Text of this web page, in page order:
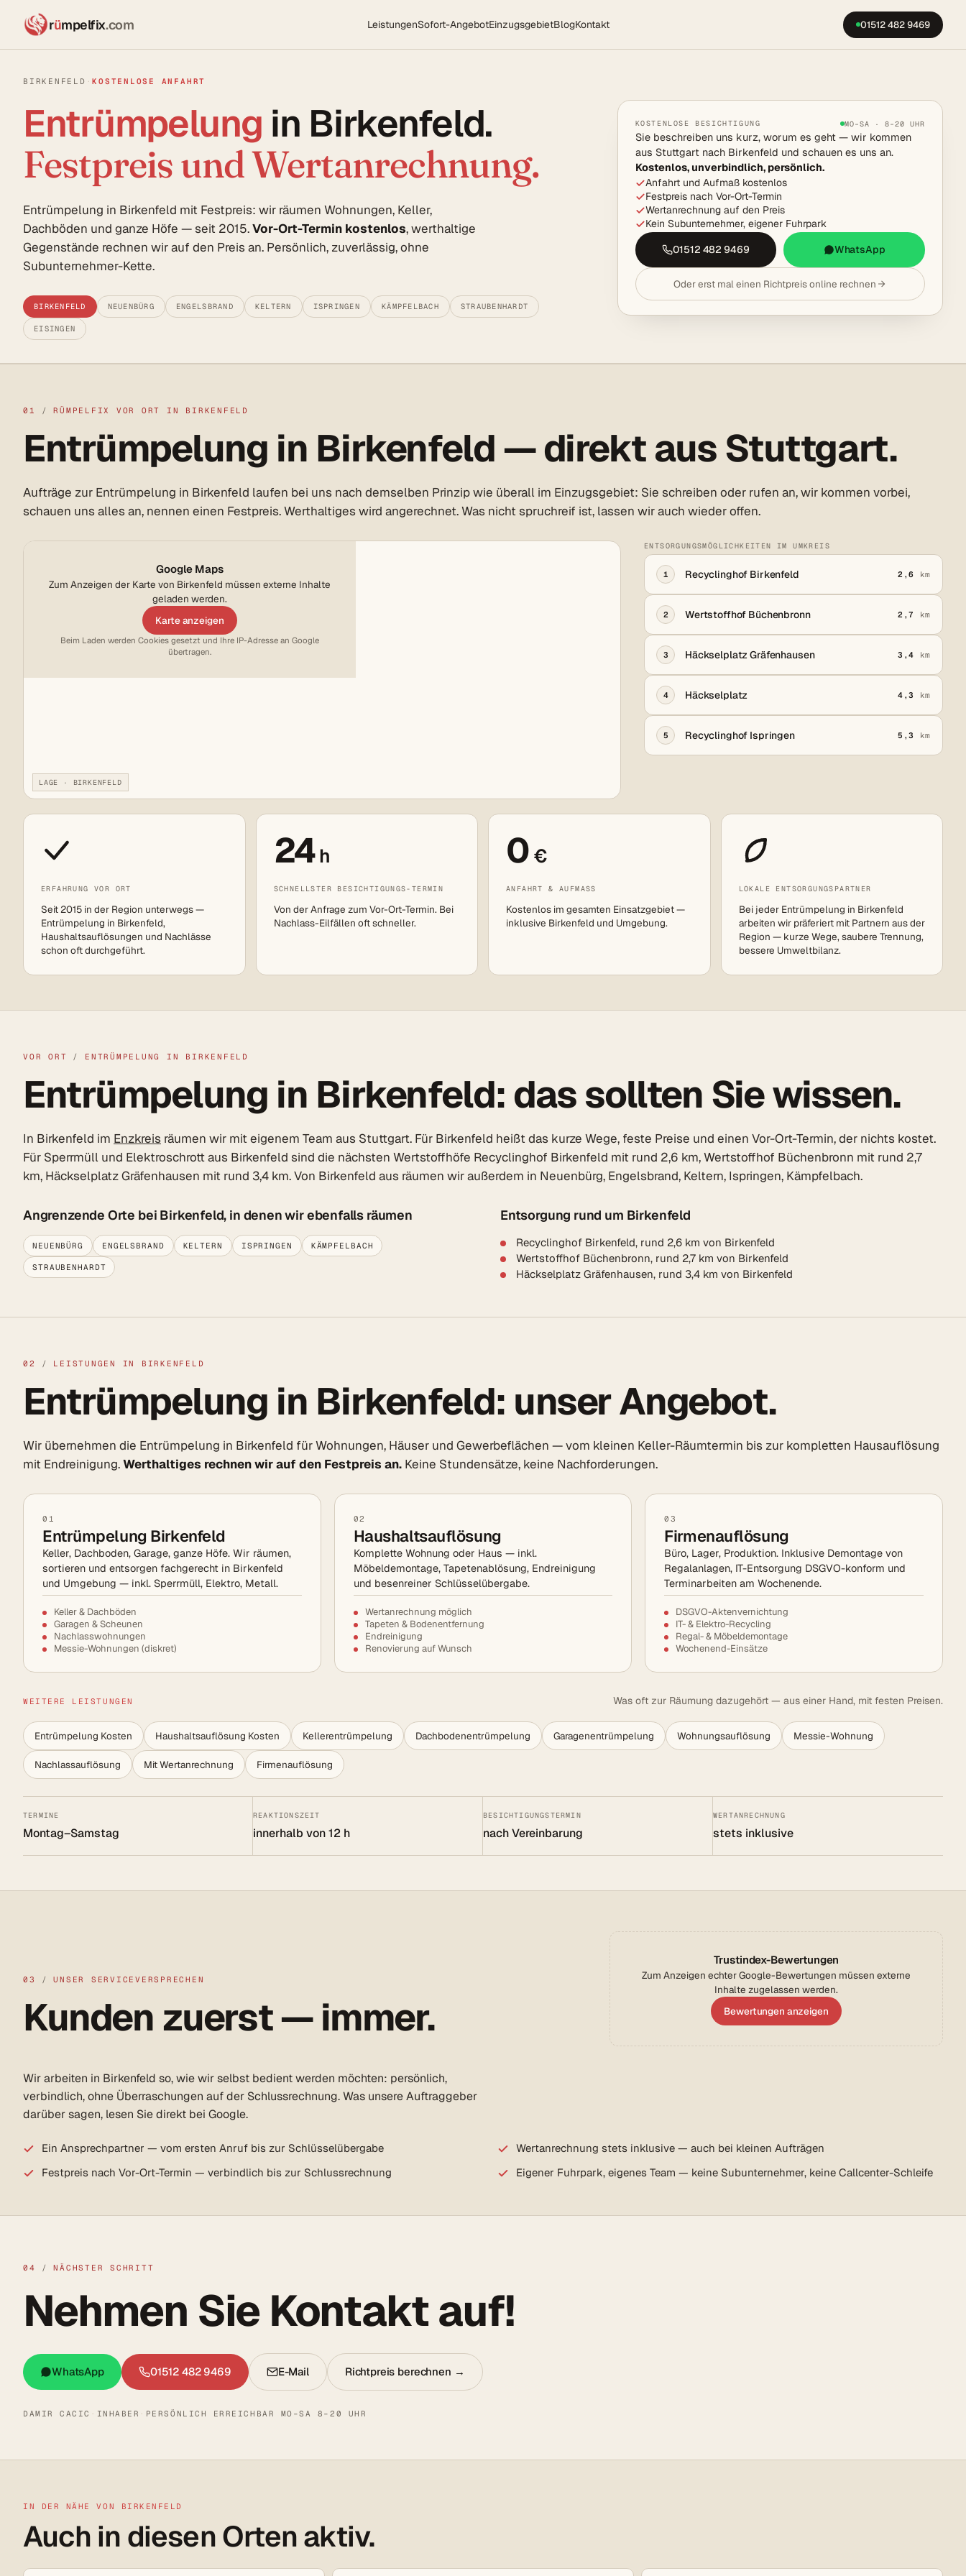
rümpelfix.com LeistungenSofort-AngebotEinzugsgebietBlogKontakt 01512 482 9469
BIRKENFELD ·KOSTENLOSE ANFAHRT
Entrümpelung in Birkenfeld.
Festpreis und Wertanrechnung.
Entrümpelung in Birkenfeld mit Festpreis: wir räumen Wohnungen, Keller,
Dachböden und ganze Höfe — seit 2015.Vor-Ort-Termin kostenlos, werthaltige
Gegenstände rechnen wir auf den Preis an. Persönlich, zuverlässig, ohne
Subunternehmer-Kette.
BIRKENFELD NEUENBÜRG ENGELSBRAND KELTERN ISPRINGEN KÄMPFELBACH STRAUBENHARDT
EISINGEN
KOSTENLOSE BESICHTIGUNG MO–SA · 8–20 UHR
Sie beschreiben uns kurz, worum es geht — wir kommen
aus Stuttgart nach Birkenfeld und schauen es uns an.
Kostenlos, unverbindlich, persönlich.
Anfahrt und Aufmaß kostenlos
Festpreis nach Vor-Ort-Termin
Wertanrechnung auf den Preis
Kein Subunternehmer, eigener Fuhrpark
01512 482 9469
WhatsApp
Oder erst mal einen Richtpreis online rechnen
01 / RÜMPELFIX VOR ORT IN BIRKENFELD
Entrümpelung in Birkenfeld — direkt aus Stuttgart.
Aufträge zur Entrümpelung in Birkenfeld laufen bei uns nach demselben Prinzip wie überall im Einzugsgebiet: Sie schreiben oder rufen an, wir kommen vorbei,
schauen uns alles an, nennen einen Festpreis. Werthaltiges wird angerechnet. Was nicht spruchreif ist, lassen wir auch wieder offen.
Google Maps
Zum Anzeigen der Karte von Birkenfeld müssen externe Inhalte
geladen werden.
Karte anzeigen
Beim Laden werden Cookies gesetzt und Ihre IP-Adresse an Google
übertragen.
LAGE · BIRKENFELD
ENTSORGUNGSMÖGLICHKEITEN IM UMKREIS
1 Recyclinghof Birkenfeld 2,6 km
2 Wertstoffhof Büchenbronn 2,7 km
3 Häckselplatz Gräfenhausen 3,4 km
4 Häckselplatz 4,3 km
5 Recyclinghof Ispringen 5,3 km
ERFAHRUNG VOR ORT
Seit 2015 in der Region unterwegs —
Entrümpelung in Birkenfeld,
Haushaltsauflösungen und Nachlässe
schon oft durchgeführt.
24h
SCHNELLSTER BESICHTIGUNGS-TERMIN
Von der Anfrage zum Vor-Ort-Termin. Bei
Nachlass-Eilfällen oft schneller.
0 €
ANFAHRT & AUFMASS
Kostenlos im gesamten Einsatzgebiet —
inklusive Birkenfeld und Umgebung.
LOKALE ENTSORGUNGSPARTNER
Bei jeder Entrümpelung in Birkenfeld
arbeiten wir präferiert mit Partnern aus der
Region — kurze Wege, saubere Trennung,
bessere Umweltbilanz.
VOR ORT / ENTRÜMPELUNG IN BIRKENFELD
Entrümpelung in Birkenfeld: das sollten Sie wissen.
In Birkenfeld im Enzkreis räumen wir mit eigenem Team aus Stuttgart. Für Birkenfeld heißt das kurze Wege, feste Preise und einen Vor-Ort-Termin, der nichts kostet.
Für Sperrmüll und Elektroschrott aus Birkenfeld sind die nächsten Wertstoffhöfe Recyclinghof Birkenfeld mit rund 2,6 km, Wertstoffhof Büchenbronn mit rund 2,7
km, Häckselplatz Gräfenhausen mit rund 3,4 km. Von Birkenfeld aus räumen wir außerdem in Neuenbürg, Engelsbrand, Keltern, Ispringen, Kämpfelbach.
Angrenzende Orte bei Birkenfeld, in denen wir ebenfalls räumen
NEUENBÜRG ENGELSBRAND KELTERN ISPRINGEN KÄMPFELBACH
STRAUBENHARDT
Entsorgung rund um Birkenfeld
Recyclinghof Birkenfeld, rund 2,6 km von Birkenfeld
Wertstoffhof Büchenbronn, rund 2,7 km von Birkenfeld
Häckselplatz Gräfenhausen, rund 3,4 km von Birkenfeld
02 / LEISTUNGEN IN BIRKENFELD
Entrümpelung in Birkenfeld: unser Angebot.
Wir übernehmen die Entrümpelung in Birkenfeld für Wohnungen, Häuser und Gewerbeflächen — vom kleinen Keller-Räumtermin bis zur kompletten Hausauflösung
mit Endreinigung.Werthaltiges rechnen wir auf den Festpreis an. Keine Stundensätze, keine Nachforderungen.
01
Entrümpelung Birkenfeld
Keller, Dachboden, Garage, ganze Höfe. Wir räumen,
sortieren und entsorgen fachgerecht in Birkenfeld
und Umgebung — inkl. Sperrmüll, Elektro, Metall.
Keller & Dachböden
Garagen & Scheunen
Nachlasswohnungen
Messie-Wohnungen (diskret)
02
Haushaltsauflösung
Komplette Wohnung oder Haus — inkl.
Möbeldemontage, Tapetenablösung, Endreinigung
und besenreiner Schlüsselübergabe.
Wertanrechnung möglich
Tapeten & Bodenentfernung
Endreinigung
Renovierung auf Wunsch
03
Firmenauflösung
Büro, Lager, Produktion. Inklusive Demontage von
Regalanlagen, IT-Entsorgung DSGVO-konform und
Terminarbeiten am Wochenende.
DSGVO-Aktenvernichtung
IT- & Elektro-Recycling
Regal- & Möbeldemontage
Wochenend-Einsätze
WEITERE LEISTUNGEN Was oft zur Räumung dazugehört — aus einer Hand, mit festen Preisen.
Entrümpelung Kosten Haushaltsauflösung Kosten Kellerentrümpelung Dachbodenentrümpelung Garagenentrümpelung Wohnungsauflösung Messie-Wohnung
Nachlassauflösung Mit Wertanrechnung Firmenauflösung
TERMINE
Montag–Samstag
REAKTIONSZEIT
innerhalb von 12 h
BESICHTIGUNGSTERMIN
nach Vereinbarung
WERTANRECHNUNG
stets inklusive
03 / UNSER SERVICEVERSPRECHEN
Kunden zuerst — immer.
Trustindex-Bewertungen
Zum Anzeigen echter Google-Bewertungen müssen externe
Inhalte zugelassen werden.
Bewertungen anzeigen
Wir arbeiten in Birkenfeld so, wie wir selbst bedient werden möchten: persönlich,
verbindlich, ohne Überraschungen auf der Schlussrechnung. Was unsere Auftraggeber
darüber sagen, lesen Sie direkt bei Google.
Ein Ansprechpartner — vom ersten Anruf bis zur Schlüsselübergabe
Wertanrechnung stets inklusive — auch bei kleinen Aufträgen
Festpreis nach Vor-Ort-Termin — verbindlich bis zur Schlussrechnung
Eigener Fuhrpark, eigenes Team — keine Subunternehmer, keine Callcenter-Schleife
04 / NÄCHSTER SCHRITT
Nehmen Sie Kontakt auf!
WhatsApp 01512 482 9469 E-Mail Richtpreis berechnen →
DAMIR CACIC · INHABER · PERSÖNLICH ERREICHBAR MO–SA 8–20 UHR
IN DER NÄHE VON BIRKENFELD
Auch in diesen Orten aktiv.